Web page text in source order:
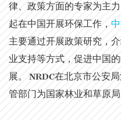
律、政策方面的专家为主
起在中国开展环保工作，
主要通过开展政策研究，
业支持等方式，促进中国
展。 NRDC在北京市公安
管部门为国家林业和草原